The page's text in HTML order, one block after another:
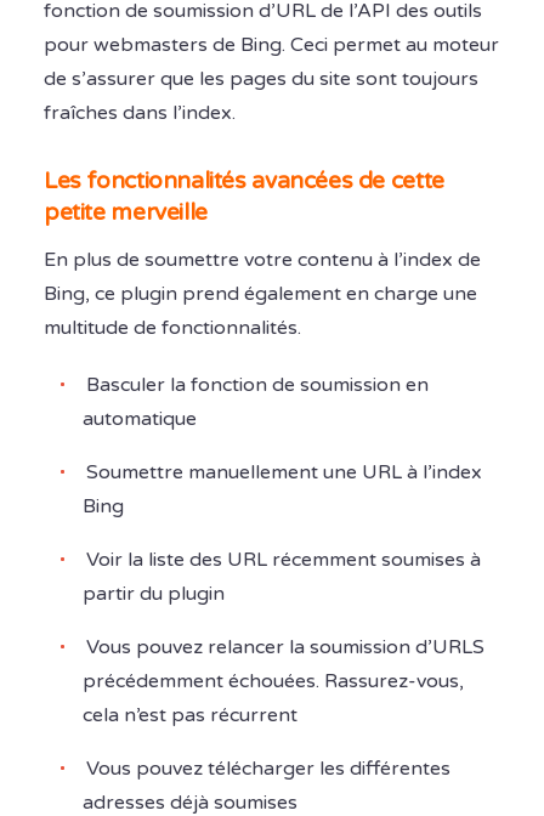
fonction de soumission d’URL de l’API des outils
pour webmasters de Bing. Ceci permet au moteur
de s’assurer que les pages du site sont toujours
fraîches dans l’index.
Les fonctionnalités avancées de cette
petite merveille
En plus de soumettre votre contenu à l’index de
Bing, ce plugin prend également en charge une
multitude de fonctionnalités.
Basculer la fonction de soumission en
automatique
Soumettre manuellement une URL à l’index
Bing
Voir la liste des URL récemment soumises à
partir du plugin
Vous pouvez relancer la soumission d’URLS
précédemment échouées. Rassurez-vous,
cela n’est pas récurrent
Vous pouvez télécharger les différentes
adresses déjà soumises